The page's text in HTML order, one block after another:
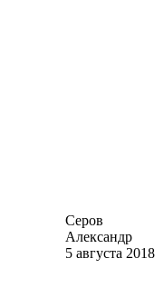
Серов
Александр
5 августа 2018